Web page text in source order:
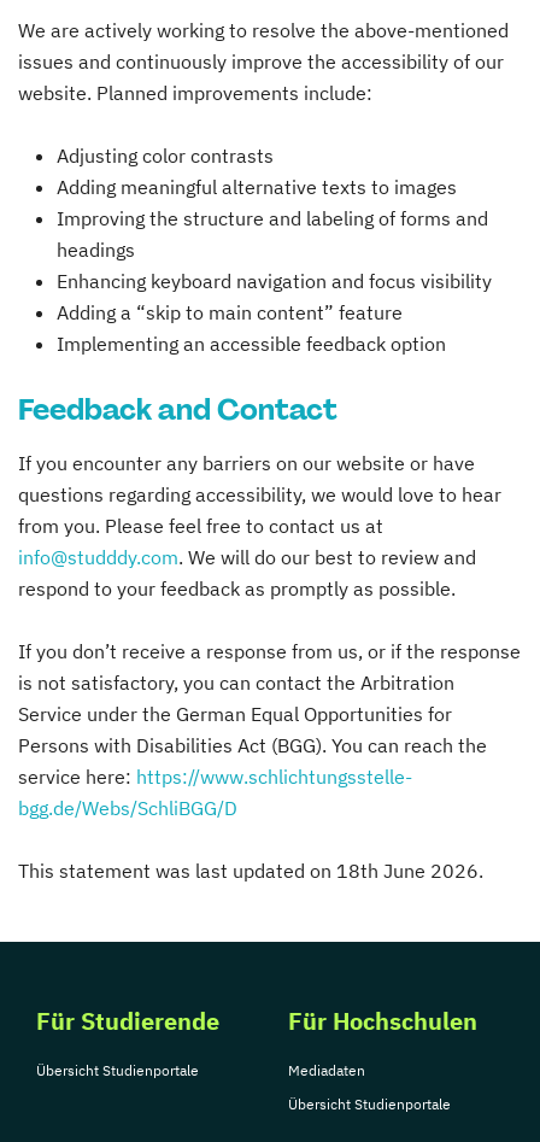
We are actively working to resolve the above-mentioned
issues and continuously improve the accessibility of our
website. Planned improvements include:
Adjusting color contrasts
Adding meaningful alternative texts to images
Improving the structure and labeling of forms and
headings
Enhancing keyboard navigation and focus visibility
Adding a “skip to main content” feature
Implementing an accessible feedback option
Feedback and Contact
If you encounter any barriers on our website or have
questions regarding accessibility, we would love to hear
from you. Please feel free to contact us at
info@studddy.com. We will do our best to review and
respond to your feedback as promptly as possible.
If you don’t receive a response from us, or if the response
is not satisfactory, you can contact the Arbitration
Service under the German Equal Opportunities for
Persons with Disabilities Act (BGG). You can reach the
service here: https://www.schlichtungsstelle-
bgg.de/Webs/SchliBGG/D
This statement was last updated on 18th June 2026.
Für Studierende
Übersicht Studienportale
Für Hochschulen
Mediadaten
Übersicht Studienportale